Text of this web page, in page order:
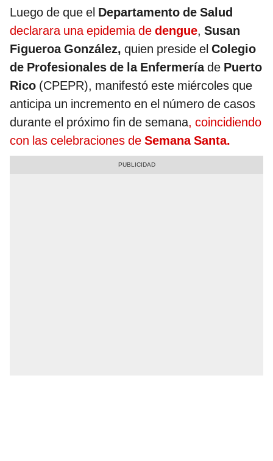
Luego de que el Departamento de Salud
declarara una epidemia de dengue, Susan
Figueroa González, quien preside el Colegio
de Profesionales de la Enfermeríade Puerto
Rico (CPEPR), manifestó este miércoles que
anticipa un incremento en el número de casos
durante el próximo fin de semana, coincidiendo
con las celebraciones de Semana Santa.